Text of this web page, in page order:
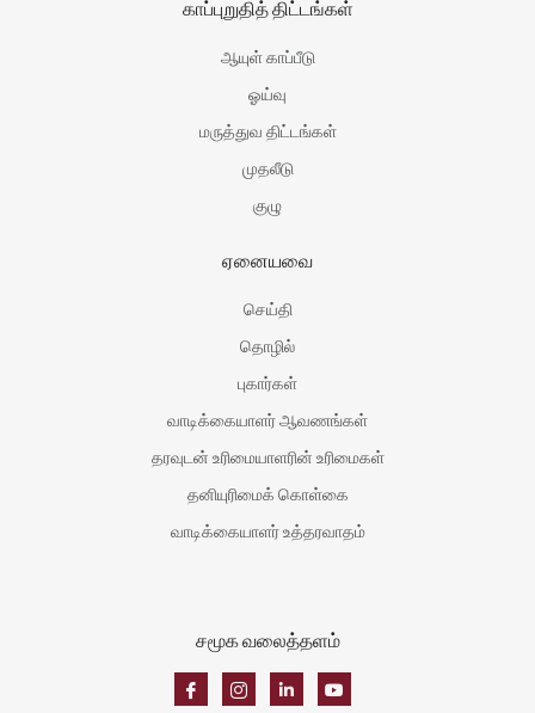
காப்புறுதித் திட்டங்கள்
ஆயுள் காப்பீடு
ஓய்வு
மருத்துவ திட்டங்கள்
முதலீடு
குழு
ஏனையவை
செய்தி
தொழில்
புகார்கள்
வாடிக்கையாளர் ஆவணங்கள்
தரவுடன் உரிமையாளரின் உரிமைகள்
தனியுரிமைக் கொள்கை
வாடிக்கையாளர் உத்தரவாதம்
சமூக வலைத்தளம்